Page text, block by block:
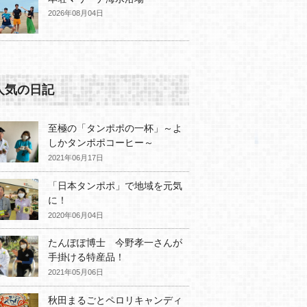
2026年08月04日
気の日記
至極の「タンポポの一杯」～よ
しかタンポポコーヒー～
2021年06月17日
「日本タンポポ」で地域を元気
に！
2020年06月04日
たんぽぽ博士 今野孝一さんが
手掛ける特産品！
2021年05月06日
秋田まるごとペロリキャンディ